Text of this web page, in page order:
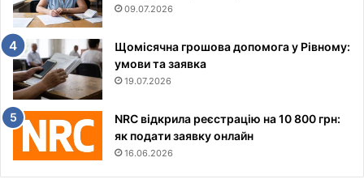
09.07.2026
Щомісячна грошова допомога у Рівному:
умови та заявка
19.07.2026
NRC відкрила реєстрацію на 10 800 грн:
як подати заявку онлайн
16.06.2026